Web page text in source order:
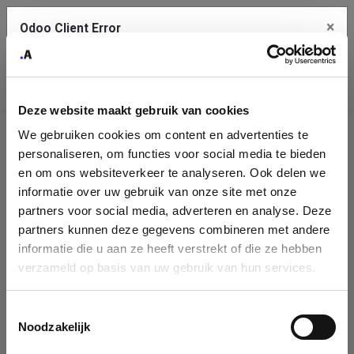
Deze website maakt gebruik van cookies
We gebruiken cookies om content en advertenties te
personaliseren, om functies voor social media te bieden
en om ons websiteverkeer te analyseren. Ook delen we
informatie over uw gebruik van onze site met onze
partners voor social media, adverteren en analyse. Deze
partners kunnen deze gegevens combineren met andere
informatie die u aan ze heeft verstrekt of die ze hebben
verzameld op basis van uw gebruik van hun services.
Noodzakelijk
Company
Identification
Please fill in your company details
You can search a company in our database by name, VAT or
enterprise ID. When a company is selected it will auto-complete the
form. If you don't find your company in our database, you can create
Odoo Client Error ×
service.
See details
Ok